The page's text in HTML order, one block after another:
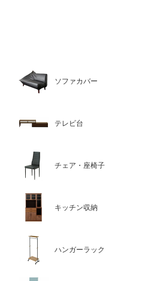
ソファカバー
テレビ台
チェア・座椅子
キッチン収納
ハンガーラック